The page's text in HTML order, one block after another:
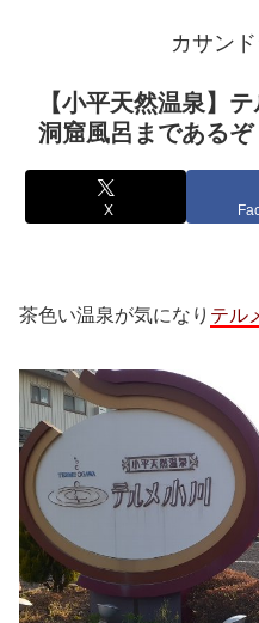
カサン
【小平天然温泉】
洞窟風呂まであるぞ
X
茶色い温泉が気になり テル